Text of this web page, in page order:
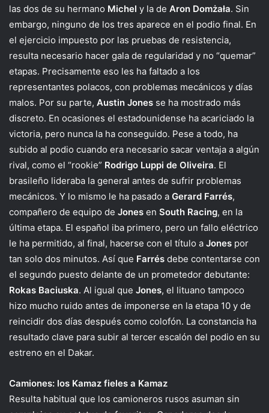
las dos de su hermano Michel y la de Aron Domżała. Sin
embargo, ninguno de los tres aparece en el podio final. En
el ejercicio impuesto por las pruebas de resistencia,
resulta necesario hacer gala de regularidad y no “quemar”
etapas. Precisamente eso les ha faltado a los
representantes polacos, con problemas mecánicos y días
malos. Por su parte, Austin Jones se ha mostrado más
discreto. En ocasiones el estadounidense ha acariciado la
victoria, pero nunca la ha conseguido. Pese a todo, ha
subido al podio cuando era necesario sacar ventaja a algún
rival, como el “rookie” Rodrigo Luppi de Oliveira. El
brasileño lideraba la general antes de sufrir problemas
mecánicos. Y lo mismo le ha pasado a Gerard Farrés,
compañero de equipo de Jones en South Racing, en la
última etapa. El español iba primero, pero un fallo eléctrico
le ha permitido, al final, hacerse con el título a Jones por
tan solo dos minutos. Así que Farrés debe contentarse con
el segundo puesto delante de un prometedor debutante:
Rokas Baciuska. Al igual que Jones, el lituano tampoco
hizo mucho ruido antes de imponerse en la etapa 10 y de
reincidir dos días después como colofón. La constancia ha
resultado clave para subir al tercer escalón del podio en su
estreno en el Dakar.
Camiones: los Kamaz fieles a Kamaz
Resulta habitual que los camioneros rusos asuman sin